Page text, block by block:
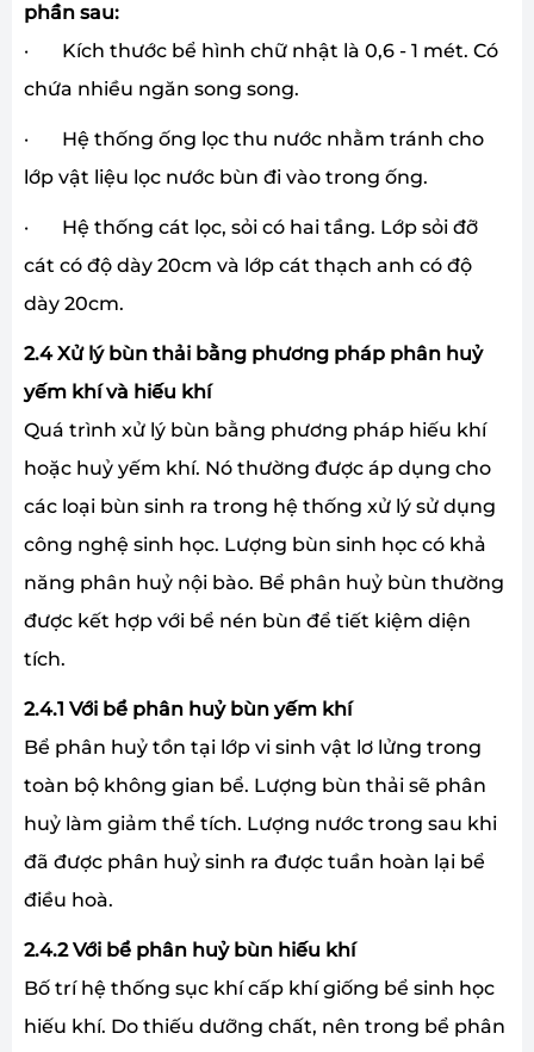
phần sau:
· Kích thước bể hình chữ nhật là 0,6 - 1 mét. Có
chứa nhiều ngăn song song.
· Hệ thống ống lọc thu nước nhằm tránh cho
lớp vật liệu lọc nước bùn đi vào trong ống.
· Hệ thống cát lọc, sỏi có hai tầng. Lớp sỏi đỡ
cát có độ dày 20cm và lớp cát thạch anh có độ
dày 20cm.
2.4 Xử lý bùn thải bằng phương pháp phân huỷ
yếm khí và hiếu khí
Quá trình xử lý bùn bằng phương pháp hiếu khí
hoặc huỷ yếm khí. Nó thường được áp dụng cho
các loại bùn sinh ra trong hệ thống xử lý sử dụng
công nghệ sinh học. Lượng bùn sinh học có khả
năng phân huỷ nội bào. Bể phân huỷ bùn thường
được kết hợp với bể nén bùn để tiết kiệm diện
tích.
2.4.1 Với bể phân huỷ bùn yếm khí
Bể phân huỷ tồn tại lớp vi sinh vật lơ lửng trong
toàn bộ không gian bể. Lượng bùn thải sẽ phân
huỷ làm giảm thể tích. Lượng nước trong sau khi
đã được phân huỷ sinh ra được tuần hoàn lại bể
điều hoà.
2.4.2 Với bể phân huỷ bùn hiếu khí
Bố trí hệ thống sục khí cấp khí giống bể sinh học
hiếu khí. Do thiếu dưỡng chất, nên trong bể phân